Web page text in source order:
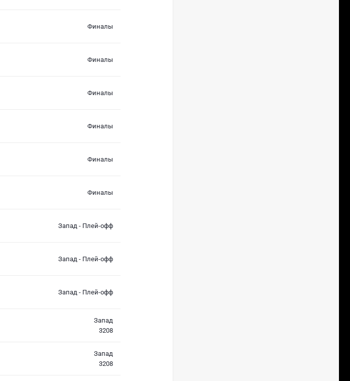
Финалы
Финалы
Финалы
Финалы
Финалы
Финалы
Запад - Плей-офф
Запад - Плей-офф
Запад - Плей-офф
Запад
3208
Запад
3208